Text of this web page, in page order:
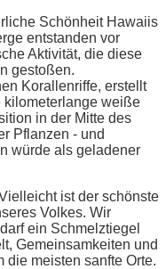
Schönheit Hawaiis
entstanden vor
Aktivität, die diese
gestoßen.
Korallenriffe, erstellt
kilometerlange weiße
in der Mitte des
Pflanzen - und
würde als geladener
ist der schönste
Volkes. Wir
ein Schmelztiegel
Gemeinsamkeiten und
meisten sanfte Orte.